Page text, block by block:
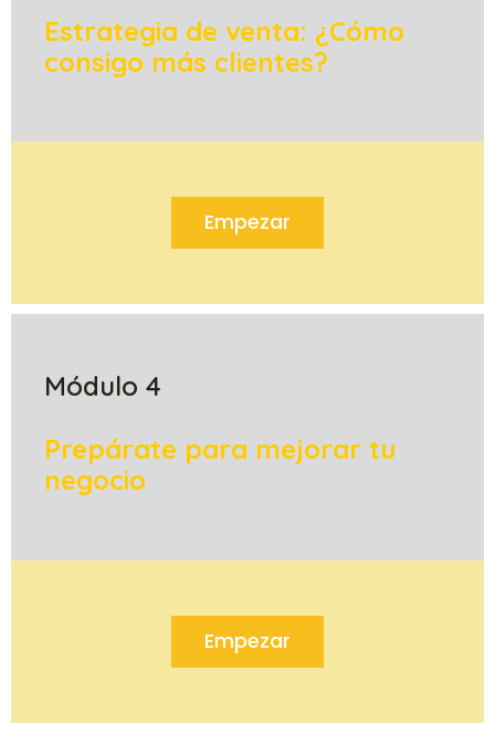
Estrategia de venta: ¿Cómo
consigo más clientes?
Empezar
Módulo 4
Prepárate para mejorar tu
negocio
Empezar